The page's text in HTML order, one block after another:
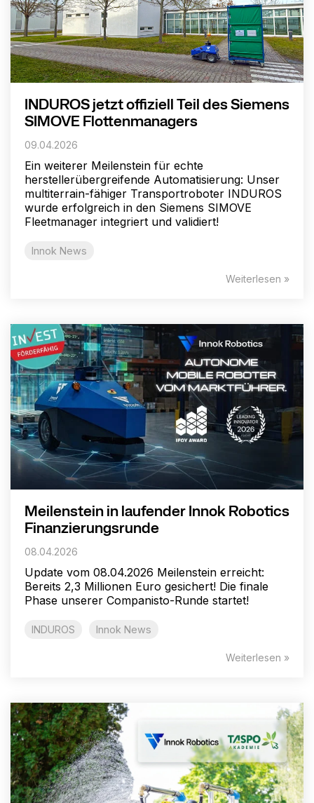
INDUROS jetzt offiziell Teil des Siemens
SIMOVE Flottenmanagers
09.04.2026
Ein weiterer Meilenstein für echte
herstellerübergreifende Automatisierung: Unser
multiterrain-fähiger Transportroboter INDUROS
wurde erfolgreich in den Siemens SIMOVE
Fleetmanager integriert und validiert!
Innok News
Weiterlesen »
Meilenstein in laufender Innok Robotics
Finanzierungsrunde
08.04.2026
Update vom 08.04.2026 Meilenstein erreicht:
Bereits 2,3 Millionen Euro gesichert! Die finale
Phase unserer Companisto-Runde startet!
INDUROS Innok News
Weiterlesen »